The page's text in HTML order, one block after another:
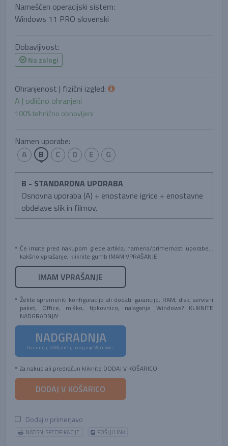
Nameščen operacijski sistem:
Windows 11 PRO slovenski
Dobavljivost:
Na zalogi
Ohranjenost | fizični izgled:
A | odlično ohranjeni
100% tehnično obnovljeni
Namen uporabe:
A
B C D E G
B - STANDARDNA UPORABA
Osnovna uporaba (A) + enostavne igrice + enostavne
obdelave slik in filmov.
Če imate pred nakupom glede artikla, namena/primernosti uporabe...
kakšno vprašanje, kliknite gumb IMAM VPRAŠANJE.
IMAM VPRAŠANJE
Želite spremeniti konfiguracijo ali dodati: garancijo, RAM, disk, servisni
paket, Office, miško, tipkovnico, nalaganje Windows? KLIKNITE
NADGRADNJA!
NADGRADNJA
Garancija, RAM, diski, nalaganje Windows...
Za nakup ali predračun kliknite DODAJ V KOŠARICO!
DODAJ V KOŠARICO
Dodaj v primerjavo
NATISNI SPECIFIKACIJE POŠLJI LINK